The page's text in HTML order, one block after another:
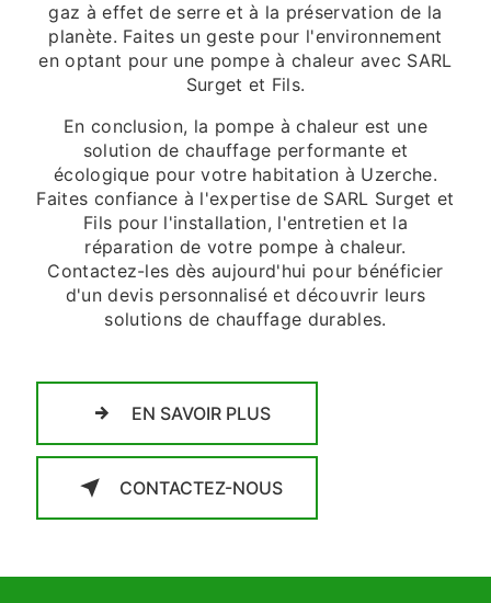
gaz à effet de serre et à la préservation de la
planète. Faites un geste pour l'environnement
en optant pour une pompe à chaleur avec SARL
Surget et Fils.
En conclusion, la pompe à chaleur est une
solution de chauffage performante et
écologique pour votre habitation à Uzerche.
Faites confiance à l'expertise de SARL Surget et
Fils pour l'installation, l'entretien et la
réparation de votre pompe à chaleur.
Contactez-les dès aujourd'hui pour bénéficier
d'un devis personnalisé et découvrir leurs
solutions de chauffage durables.
EN SAVOIR PLUS
CONTACTEZ-NOUS